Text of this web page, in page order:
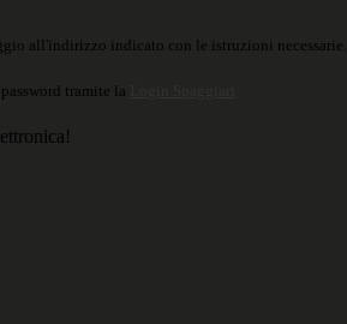
all'indirizzo indicato con le istruzioni necessarie.
tramite la